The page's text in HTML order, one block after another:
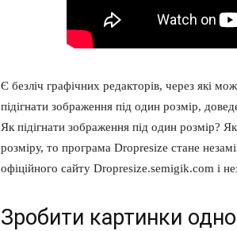
Є безліч графічних редакторів, через які
підігнати зображення під один розмір,
Як підігнати зображення під один розмір?
розміру, то програма Dropresize стане
офіційного сайту Dropresize.semigik.com і
Зробити картинки